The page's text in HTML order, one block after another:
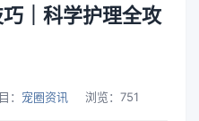
｜科学护理全攻
： 宠圈资讯 浏览： 751